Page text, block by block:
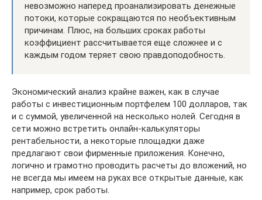
невозможно наперед проанализировать денежные
потоки, которые сокращаются по необъективным
причинам. Плюс, на больших сроках работы
коэффициент рассчитывается еще сложнее и с
каждым годом теряет свою правдоподобность.
Экономический анализ крайне важен, как в случае
работы с инвестиционным портфелем 100 долларов, так
и с суммой, увеличенной на несколько нолей. Сегодня в
сети можно встретить онлайн-калькуляторы
рентабельности, а некоторые площадки даже
предлагают свои фирменные приложения. Конечно,
логично и грамотно проводить расчеты до вложений, но
не всегда мы имеем на руках все открытые данные, как
например, срок работы.